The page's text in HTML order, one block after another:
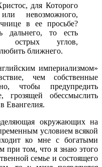
для Которого
невозможного,
в ее просьбе?
то есть
острых углов,
ближнего.
империализмом»
чем собственные
чтобы предупредить
обессмыслить
Евангелия.
окружающих на
условием всякой
ко мне с богатыми
при том, что я знаю этого
семье и состоящего